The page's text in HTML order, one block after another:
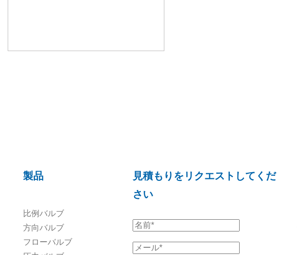
製品
比例バルブ
方向バルブ
フローバルブ
見積もりをリクエストしてくだ
さい